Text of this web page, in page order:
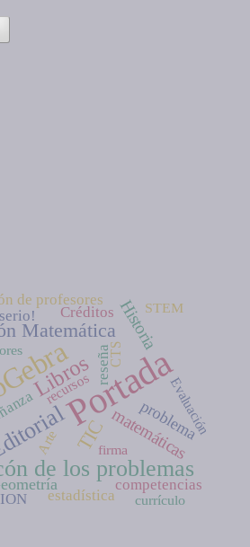
Portada
de los problemas
Libros
TIC
Matemática Historia
matemáticas
problema
estadística
reseña
Créditos
de profesores
competencias
STEM
firma
Arte
Evaluación
currículo
recursos
CTS